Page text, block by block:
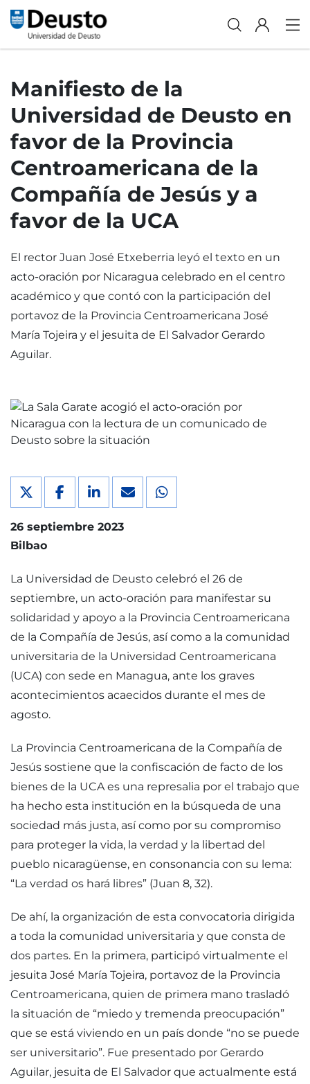
Manifiesto de la
Universidad de Deusto en
favor de la Provincia
Centroamericana de la
Compañía de Jesús y a
favor de la UCA
El rector Juan José Etxeberria leyó el texto en un
acto-oración por Nicaragua celebrado en el centro
académico y que contó con la participación del
portavoz de la Provincia Centroamericana José
María Tojeira y el jesuita de El Salvador Gerardo
Aguilar.
26 septiembre 2023
Bilbao
La Universidad de Deusto celebró el 26 de
septiembre, un acto-oración para manifestar su
solidaridad y apoyo a la Provincia Centroamericana
de la Compañía de Jesús, así como a la comunidad
universitaria de la Universidad Centroamericana
(UCA) con sede en Managua, ante los graves
acontecimientos acaecidos durante el mes de
agosto.
La Provincia Centroamericana de la Compañía de
Jesús sostiene que la confiscación de facto de los
bienes de la UCA es una represalia por el trabajo que
ha hecho esta institución en la búsqueda de una
sociedad más justa, así como por su compromiso
para proteger la vida, la verdad y la libertad del
pueblo nicaragüense, en consonancia con su lema:
“La verdad os hará libres” (Juan 8, 32).
De ahí, la organización de esta convocatoria dirigida
a toda la comunidad universitaria y que consta de
dos partes. En la primera, participó virtualmente el
jesuita José María Tojeira, portavoz de la Provincia
Centroamericana, quien de primera mano trasladó
la situación de “miedo y tremenda preocupación”
que se está viviendo en un país donde “no se puede
ser universitario”. Fue presentado por Gerardo
Aguilar, jesuita de El Salvador que actualmente está